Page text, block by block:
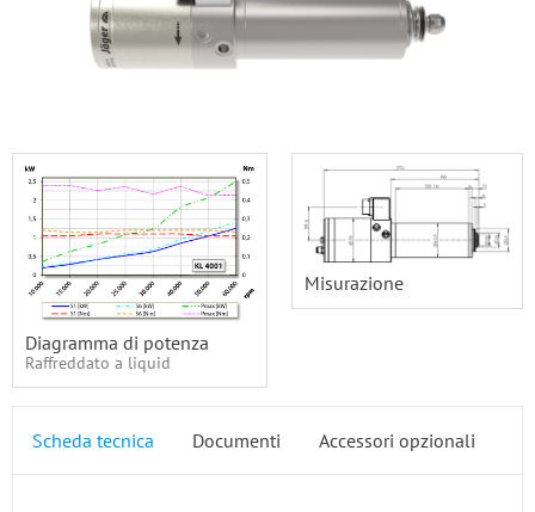
Diagramma di potenza
Raffreddato a liquid
Misurazione
Scheda tecnica Documenti Accessori opzionali